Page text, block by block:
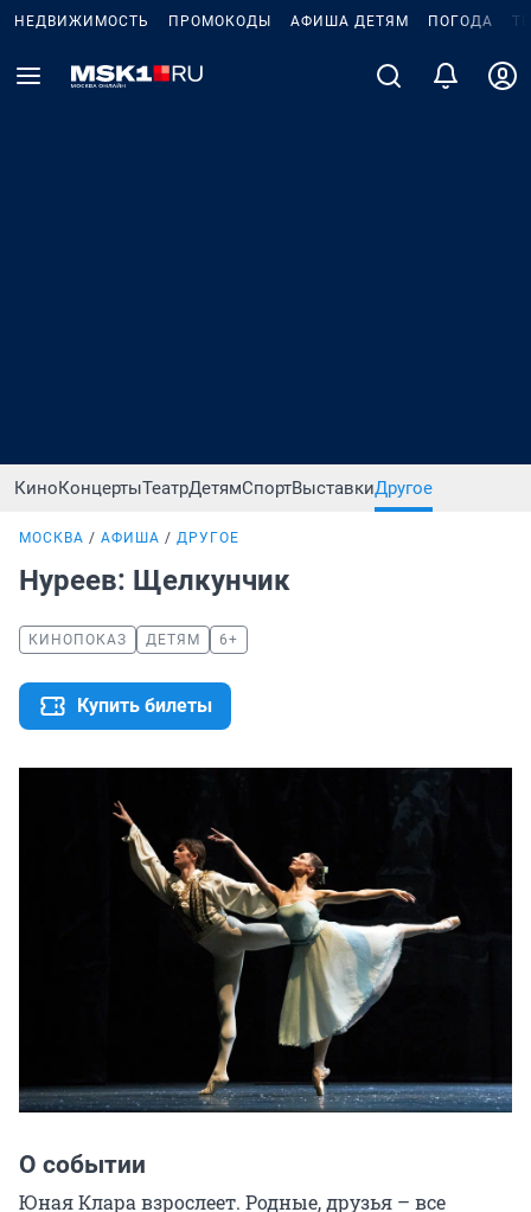
НЕДВИЖИМОСТЬ ПРОМОКОДЫ АФИША ДЕТЯМ ПОГОДА
КиноКонцертыТеатрДетямСпортВыставкиДругое
МОСКВА АФИША ДРУГОЕ
Нуреев: Щелкунчик
КИНОПОКАЗ ДЕТЯМ 6+
Купить билеты
О событии
Юная Клара взрослеет. Родные, друзья – все